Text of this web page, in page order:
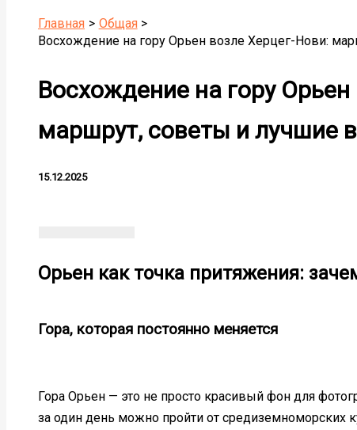
Главная
Общая
Восхождение на гору Орьен возле Херцег-Нови:
Восхождение на гору
маршрут, советы и лучшие
15.12.2025
Орьен как точка притяжения:
Гора, которая постоянно меняется
Гора Орьен — это не просто красивый фон для
за один день можно пройти от средиземноморских